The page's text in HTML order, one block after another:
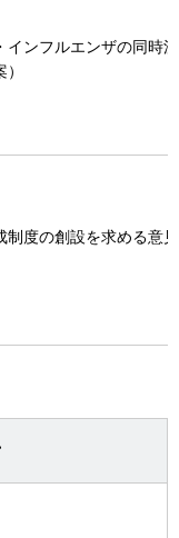
インフルエンザの同時
制度の創設を求める意